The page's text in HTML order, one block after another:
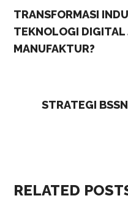
TRANSFORMASI
TEKNOLOGI DIGITAL
MANUFAKTUR?
STRATEGI
RELATED